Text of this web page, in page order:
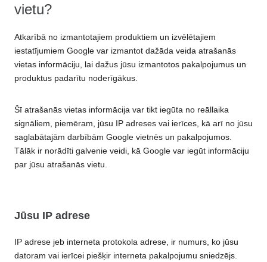
vietu?
Atkarībā no izmantotajiem produktiem un izvēlētajiem
iestatījumiem Google var izmantot dažāda veida atrašanās
vietas informāciju, lai dažus jūsu izmantotos pakalpojumus un
produktus padarītu noderīgākus.
Šī atrašanās vietas informācija var tikt iegūta no reāllaika
signāliem, piemēram, jūsu IP adreses vai ierīces, kā arī no jūsu
saglabātajām darbībām Google vietnēs un pakalpojumos.
Tālāk ir norādīti galvenie veidi, kā Google var iegūt informāciju
par jūsu atrašanās vietu.
Jūsu IP adrese
IP adrese jeb interneta protokola adrese, ir numurs, ko jūsu
datoram vai ierīcei piešķir interneta pakalpojumu sniedzējs.